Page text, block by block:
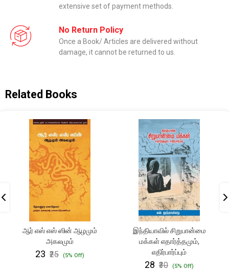
extensive set of payment methods.
No Return Policy
Once a Book/ Articles are delivered without
damage, it cannot be returned to us.
Related Books
ஆர் எஸ் எஸ் ஸின் ஆழமும்
அகலமும்
₹23 ₹25 (5% Off)
இந்தியாவில் சிறுபான்மை
மக்கள் எதார்த்தமும்,
எதிர்பார்ப்பும்
₹28 ₹30 (5% Off)